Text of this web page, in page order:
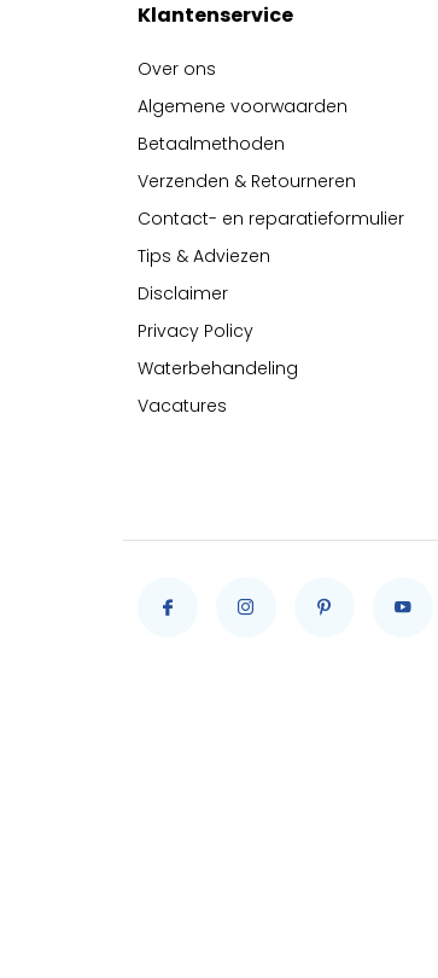
Klantenservice
Over ons
Algemene voorwaarden
Betaalmethoden
Verzenden & Retourneren
Contact- en reparatieformulier
Tips & Adviezen
Disclaimer
Privacy Policy
Waterbehandeling
Vacatures